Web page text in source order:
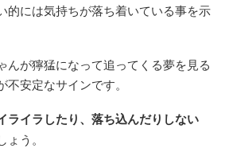
的には気持ちが落ち着いている事を示
んが獰猛になって追ってくる夢を見る
安定なサインです。
ライラしたり、落ち込んだりしない
う。